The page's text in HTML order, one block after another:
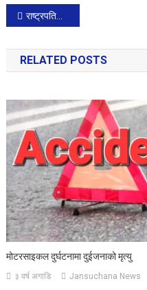
Post
navigation
राष्ट्रपतिद्वारा मिटरब्याज समस्या समाधान गर्नेसम्बन्धी अध्यादेश जारी
RELATED POSTS
मोटरसाइकल दुर्घटनामा दुईजनाको मृत्यु
३ वर्ष अगाडि Jansuchana News